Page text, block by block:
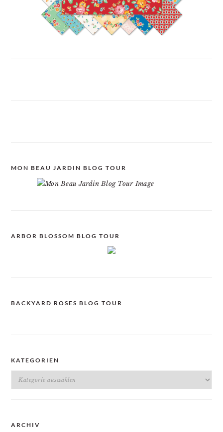
MON BEAU JARDIN BLOG TOUR
ARBOR BLOSSOM BLOG TOUR
BACKYARD ROSES BLOG TOUR
KATEGORIEN
Kategorien
ARCHIV